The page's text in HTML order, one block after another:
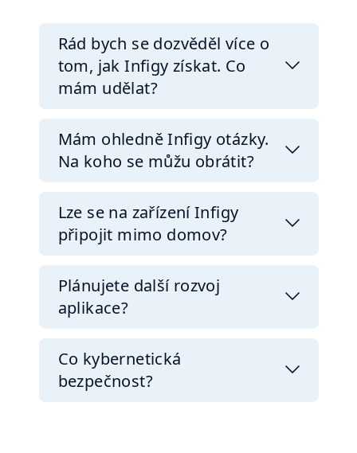
Rád bych se dozvěděl více o
tom, jak Infigy získat. Co
mám udělat?
Mám ohledně Infigy otázky.
Na koho se můžu obrátit?
Lze se na zařízení Infigy
připojit mimo domov?
Plánujete další rozvoj
aplikace?
Co kybernetická
bezpečnost?